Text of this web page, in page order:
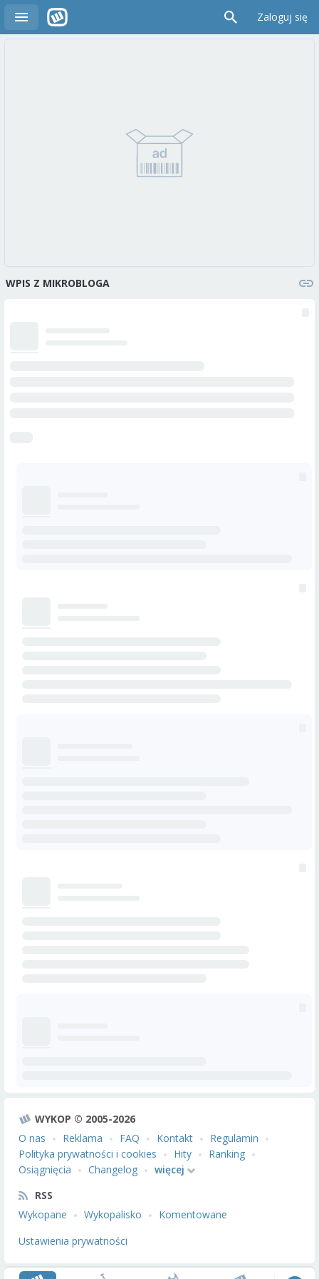
Zaloguj się
WPIS Z MIKROBLOGA
WYKOP © 2005-2026
O nas
Reklama FAQ Kontakt
Regulamin
Polityka prywatności i cookies
Hity
Ranking
Osiągnięcia
Changelog
więcej
RSS
Wykopane
Wykopalisko
Komentowane
Ustawienia prywatności